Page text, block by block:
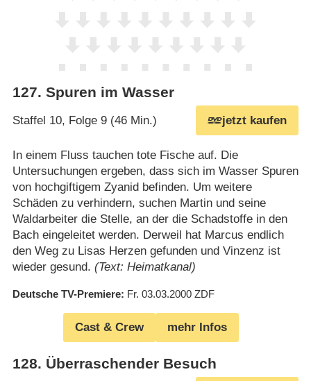
127. Spuren im Wasser
Staffel 10, Folge 9 (46 Min.) jetzt kaufen
In einem Fluss tauchen tote Fische auf. Die
Untersuchungen ergeben, dass sich im Wasser Spuren
von hochgiftigem Zyanid befinden. Um weitere
Schäden zu verhindern, suchen Martin und seine
Waldarbeiter die Stelle, an der die Schadstoffe in den
Bach eingeleitet werden. Derweil hat Marcus endlich
den Weg zu Lisas Herzen gefunden und Vinzenz ist
wieder gesund. (Text: Heimatkanal)
Deutsche TV-Premiere Fr. 03.03.2000 ZDF
Cast & Crew mehr Infos
128. Überraschender Besuch